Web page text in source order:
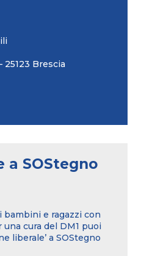
25123 Brescia
a SOStegno
bambini e ragazzi con
cura del DM1 puoi
liberale’ a SOStegno